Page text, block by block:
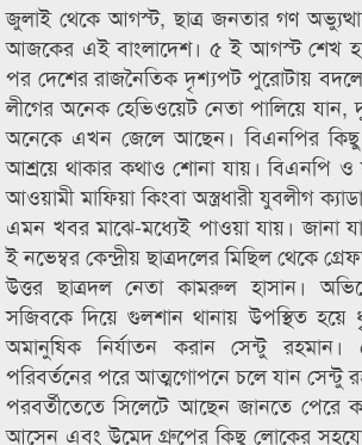
জুলাই থেকে আগস্ট, ছাত্র জনতার গণ
আজকের এই বাংলাদেশ। ৫ ই আগস্ট শেখ
পর দেশের রাজনৈতিক দৃশ্যপট পুরোটায়
লীগের অনেক হেভিওয়েট নেতা পালিয়ে যান,
অনেকে এখন জেলে আছেন। বিএনপির কিছু
আশ্রয়ে থাকার কথাও শোনা যায়। বিএনপি ও
আওয়ামী মাফিয়া কিংবা অস্ত্রধারী যুবলীগ
এমন খবর মাঝে-মধ্যেই পাওয়া যায়। জানা
ই নভেম্বর কেন্দ্রীয় ছাত্রদলের মিছিল থেকে
উত্তর ছাত্রদল নেতা কামরুল হাসান।
সজিবকে দিয়ে গুলশান থানায় উপস্থিত
অমানুষিক নির্যাতন করান সেন্টু
পরিবর্তনের পরে আত্মগোপনে চলে যান সেন্টু
পরবর্তীতেতে সিলেটে আছেন জানতে পেরে
আসেন এবং উমেদ গ্রুপের কিছু লোকের